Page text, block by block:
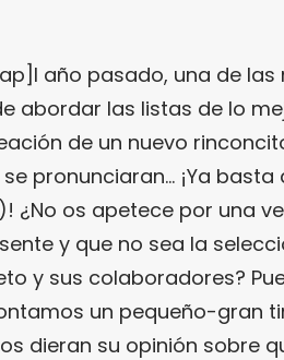
año pasado, una de las
abordar las listas de lo
de un nuevo
pronunciaran… ¡Ya
¿No os apetece por una
y que no sea la
y sus colaboradores?
un pequeño-gran
dieran su opinión sobre